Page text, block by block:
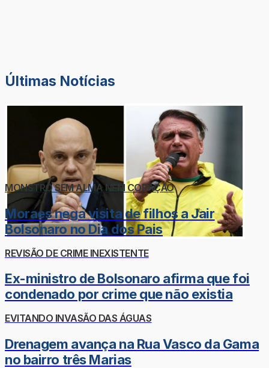
Últimas Notícias
MONSTRO SEM ALMA NEM CORAÇÃO
Moraes nega visita de filhos a Jair
Bolsonaro no Dia dos Pais
REVISÃO DE CRIME INEXISTENTE
Ex-ministro de Bolsonaro afirma que foi
condenado por crime que não existia
EVITANDO INVASÃO DAS ÁGUAS
Drenagem avança na Rua Vasco da Gama
no bairro três Marias